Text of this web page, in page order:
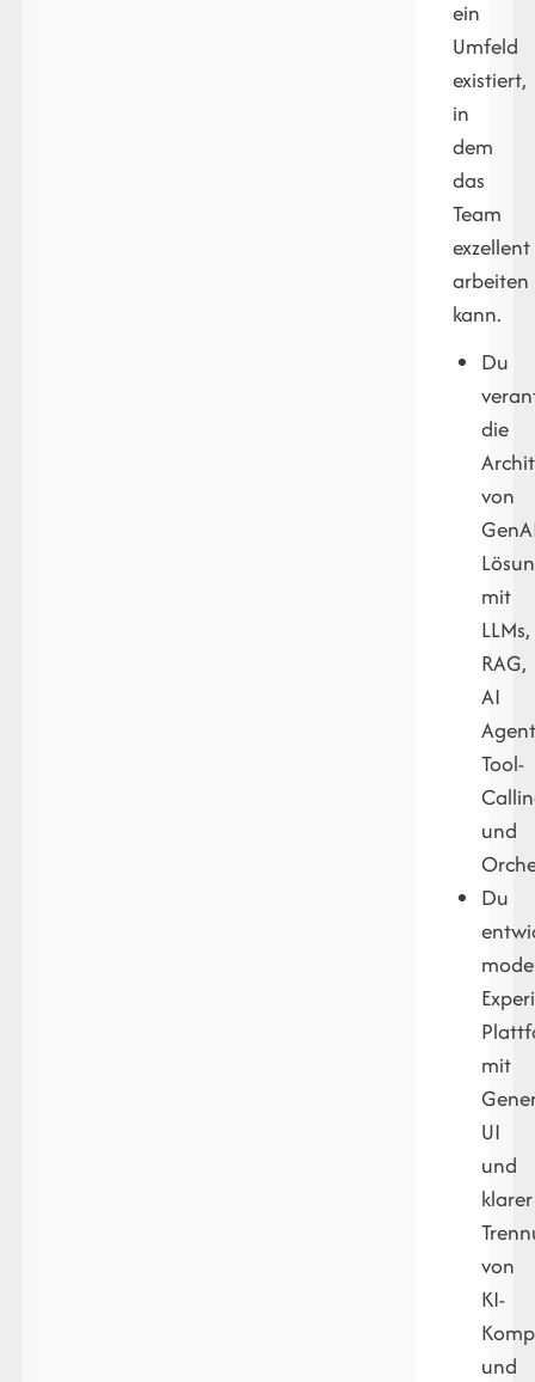
ein
Umfeld
existiert,
in
dem
das
Team
exzellent
arbeiten
kann.
Du
die
von
mit
LLMs,
RAG,
AI
Tool-
und
Du
mit
UI
und
klarer
von
KI-
und